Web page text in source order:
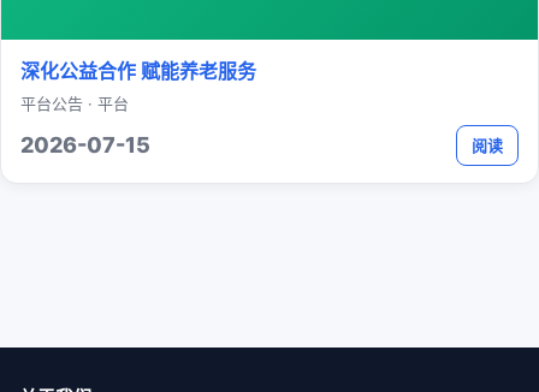
深化公益合作 赋能养老服务
平台公告 · 平台
2026-07-15 阅读